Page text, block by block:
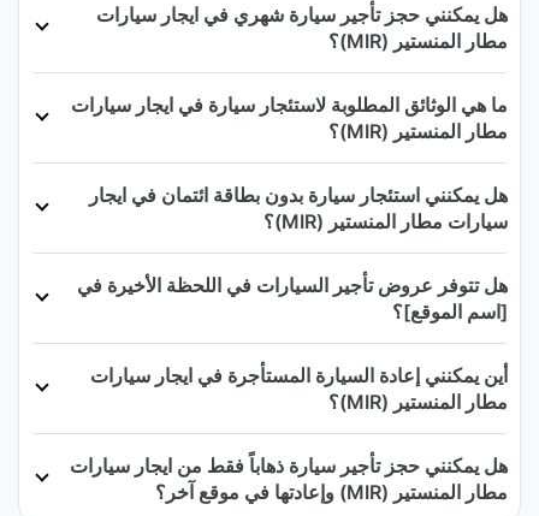
هل يمكنني حجز تأجير سيارة شهري في ايجار سيارات
مطار المنستير (MIR)؟
ما هي الوثائق المطلوبة لاستئجار سيارة في ايجار سيارات
مطار المنستير (MIR)؟
هل يمكنني استئجار سيارة بدون بطاقة ائتمان في ايجار
سيارات مطار المنستير (MIR)؟
هل تتوفر عروض تأجير السيارات في اللحظة الأخيرة في
[اسم الموقع]؟
أين يمكنني إعادة السيارة المستأجرة في ايجار سيارات
مطار المنستير (MIR)؟
هل يمكنني حجز تأجير سيارة ذهاباً فقط من ايجار سيارات
مطار المنستير (MIR) وإعادتها في موقع آخر؟